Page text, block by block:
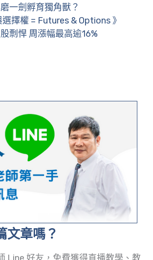
一劍孵育獨角獸？
選擇權 = Futures & Options 》
剽悍 周漲幅最高逾16%
文章嗎？